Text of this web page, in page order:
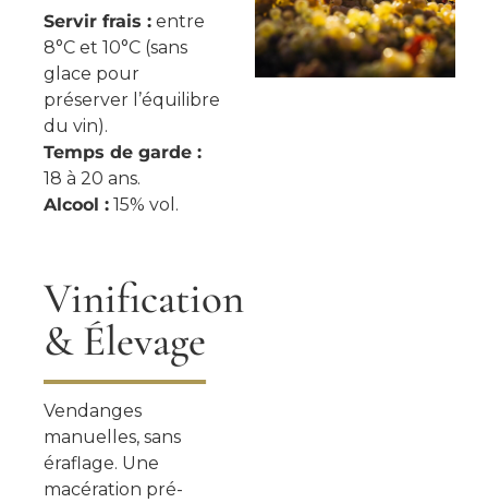
Servir frais : entre
8°C et 10°C (sans
glace pour
préserver l’équilibre
du vin).
Temps de garde :
18 à 20 ans.
Alcool : 15% vol.
Vinification
& Élevage
Vendanges
manuelles, sans
éraflage. Une
macération pré-